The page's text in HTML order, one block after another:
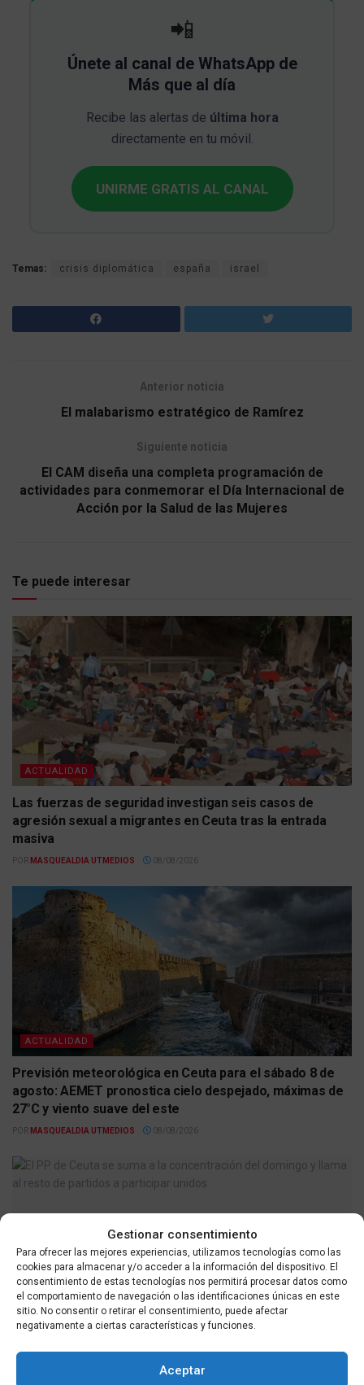
Gestionar consentimiento
Para ofrecer las mejores experiencias, utilizamos tecnologías como las
cookies para almacenar y/o acceder a la información del dispositivo. El
consentimiento de estas tecnologías nos permitirá procesar datos como
el comportamiento de navegación o las identificaciones únicas en este
sitio. No consentir o retirar el consentimiento, puede afectar
negativamente a ciertas características y funciones.
Aceptar
📲
Únete al canal de WhatsApp de
Más que al día
Recibe las alertas de última hora
directamente en tu móvil.
UNIRME GRATIS AL CANAL
Temas: crisis diplomática españa israel
Anterior noticia
El malabarismo estratégico de Ramírez
Siguiente noticia
El CAM diseña una completa programación de
actividades para conmemorar el Día Internacional de
Acción por la Salud de las Mujeres
Te puede interesar
ACTUALIDAD
Las fuerzas de seguridad investigan seis casos de
agresión sexual a migrantes en Ceuta tras la entrada
masiva
POR MASQUEALDIA UTMEDIOS 08/08/2026
ACTUALIDAD
Previsión meteorológica en Ceuta para el sábado 8 de
agosto: AEMET pronostica cielo despejado, máximas de
27°C y viento suave del este
POR MASQUEALDIA UTMEDIOS 08/08/2026
ACTUALIDAD
POR